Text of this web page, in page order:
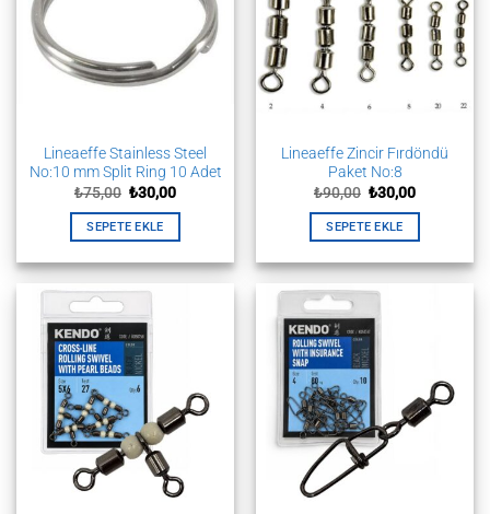
sayfasından
seçilebilir
Lineaeffe Stainless Steel
No:10 mm Split Ring 10 Adet
₺75,00 Orijinal
fiyat:
₺75,00.
₺30,00Şu
fiyat:
SEPETE EKLE
Lineaeffe Zincir Fırdöndü
Paket No:8
₺90,00 Orijinal
fiyat:
₺90,00.
₺30,00Şu
fiyat:
SEPETE EKLE